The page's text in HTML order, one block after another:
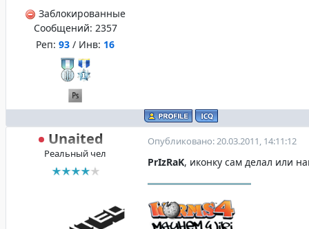
Заблокированные
Сообщений: 2357
Реп: 93 / Инв: 16
Unaited
Реальный чел
Опубликовано: 20.03.2011, 14:11:12
PrIzRaK, иконку сам делал или